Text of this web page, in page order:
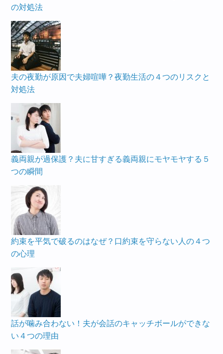
の対処法
夫の夜勤が原因で夫婦喧嘩？夜勤生活の４つのリスクと
対処法
義両親が過保護？夫に甘すぎる義両親にモヤモヤする５
つの瞬間
約束を平気で破るのはなぜ？口約束を守らない人の４つ
の心理
話が噛み合わない！夫が会話のキャッチボールができな
い４つの理由